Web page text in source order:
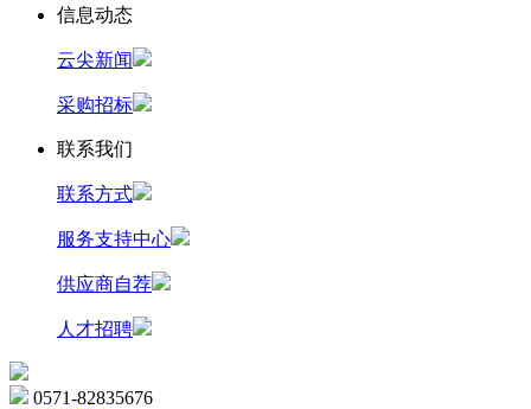
信息动态
云尖新闻
采购招标
联系我们
联系方式
服务支持中心
供应商自荐
人才招聘
0571-82835676